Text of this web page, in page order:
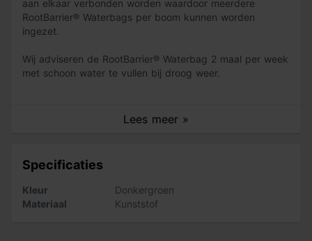
aan elkaar verbonden worden waardoor meerdere
RootBarrier® Waterbags per boom kunnen worden
ingezet.
Wij adviseren de RootBarrier® Waterbag 2 maal per week
met schoon water te vullen bij droog weer.
Lees meer »
schaduwrijke gebieden
Kan worden geïnstalleerd na het planten van een
boom
Specificaties
Kleur
Donkergroen
Materiaal
Kunststof